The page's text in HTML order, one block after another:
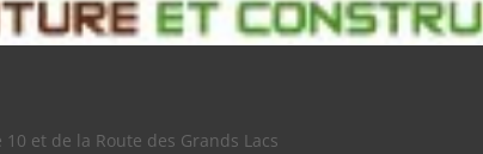
et de la Route des Grands Lacs